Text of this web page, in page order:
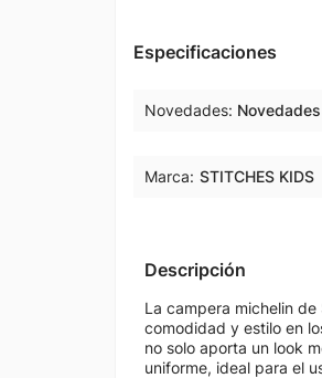
Especificaciones
Novedades Novedades
Marca: STITCHES KIDS
Descripción
La campera michelin
comodidad y estilo en
no solo aporta un look
uniforme, ideal para el